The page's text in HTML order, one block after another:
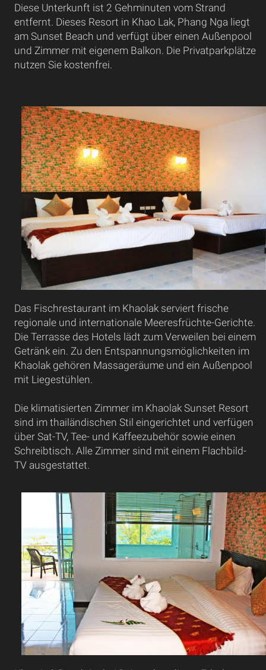
Diese Unterkunft ist 2 Gehminuten vom Strand
entfernt. Dieses Resort in Khao Lak, Phang Nga liegt
am Sunset Beach und verfügt über einen Außenpool
und Zimmer mit eigenem Balkon. Die Privatparkplätze
nutzen Sie kostenfrei.
Das Fischrestaurant im Khaolak serviert frische
regionale und internationale Meeresfrüchte-Gerichte.
Die Terrasse des Hotels lädt zum Verweilen bei einem
Getränk ein. Zu den Entspannungsmöglichkeiten im
Khaolak gehören Massageräume und ein Außenpool
mit Liegestühlen.
Die klimatisierten Zimmer im Khaolak Sunset Resort
sind im thailändischen Stil eingerichtet und verfügen
über Sat-TV, Tee- und Kaffeezubehör sowie einen
Schreibtisch. Alle Zimmer sind mit einem Flachbild-
TV ausgestattet.